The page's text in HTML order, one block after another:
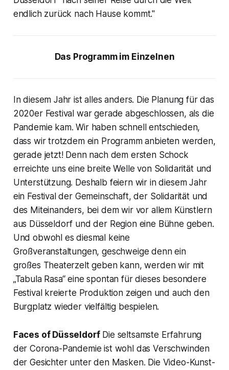
endlich zurück nach Hause kommt."
Das Programm im Einzelnen
In diesem Jahr ist alles anders. Die Planung für das
2020er Festival war gerade abgeschlossen, als die
Pandemie kam. Wir haben schnell entschieden,
dass wir trotzdem ein Programm anbieten werden,
gerade jetzt! Denn nach dem ersten Schock
erreichte uns eine breite Welle von Solidarität und
Unterstützung. Deshalb feiern wir in diesem Jahr
ein Festival der Gemeinschaft, der Solidarität und
des Miteinanders, bei dem wir vor allem Künstlern
aus Düsseldorf und der Region eine Bühne geben.
Und obwohl es diesmal keine
Großveranstaltungen, geschweige denn ein
großes Theaterzelt geben kann, werden wir mit
„Tabula Rasa“ eine spontan für dieses besondere
Festival kreierte Produktion zeigen und auch den
Burgplatz wieder vielfältig bespielen.
Faces of DüsseldorfDie seltsamste Erfahrung
der Corona-Pandemie ist wohl das Verschwinden
der Gesichter unter den Masken. Die Video-Kunst-